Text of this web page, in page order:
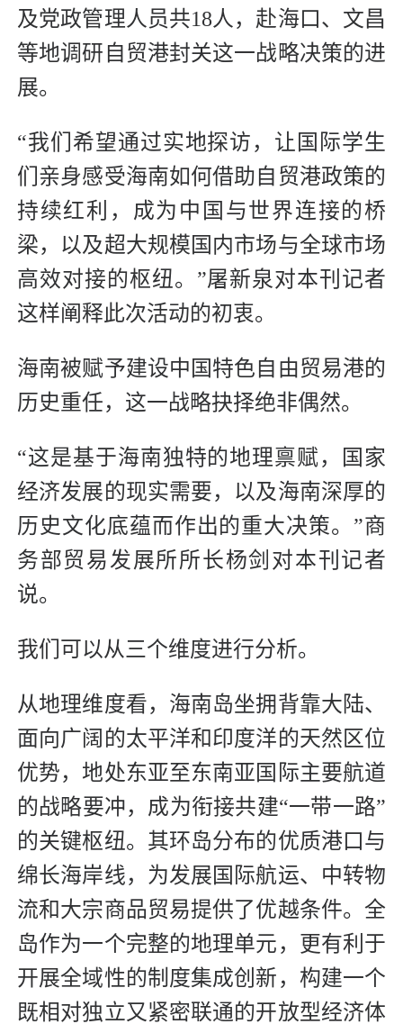
及党政管理人员共18人，赴海口、文昌
等地调研自贸港封关这一战略决策的进
展。
“我们希望通过实地探访，让国际学生
们亲身感受海南如何借助自贸港政策的
持续红利，成为中国与世界连接的桥
梁，以及超大规模国内市场与全球市场
高效对接的枢纽。”屠新泉对本刊记者
这样阐释此次活动的初衷。
海南被赋予建设中国特色自由贸易港的
历史重任，这一战略抉择绝非偶然。
“这是基于海南独特的地理禀赋，国家
经济发展的现实需要，以及海南深厚的
历史文化底蕴而作出的重大决策。”商
务部贸易发展所所长杨剑对本刊记者
说。
我们可以从三个维度进行分析。
从地理维度看，海南岛坐拥背靠大陆、
面向广阔的太平洋和印度洋的天然区位
优势，地处东亚至东南亚国际主要航道
的战略要冲，成为衔接共建“一带一路”
的关键枢纽。其环岛分布的优质港口与
绵长海岸线，为发展国际航运、中转物
流和大宗商品贸易提供了优越条件。全
岛作为一个完整的地理单元，更有利于
开展全域性的制度集成创新，构建一个
既相对独立又紧密联通的开放型经济体